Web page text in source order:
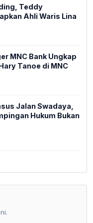
Teddy
Ahli Waris Lina
MNC Bank Ungkap
Tanoe di MNC
Jalan Swadaya,
Hukum Bukan